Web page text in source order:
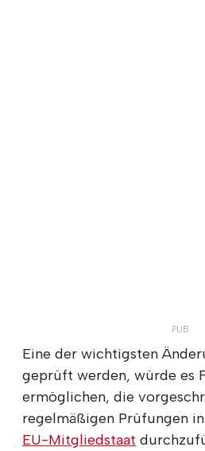
Eine der wichtigsten
geprüft werden, würde es
ermöglichen, die
regelmäßigen Prüfungen
EU-Mitgliedstaat